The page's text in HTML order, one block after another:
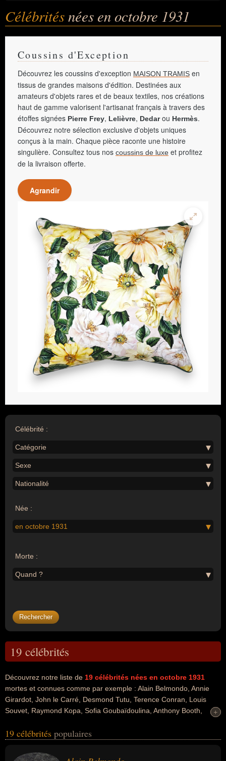
Célébritésnées en octobre 1931
Coussins d'Exception
Découvrez les coussins d'exception MAISON TRAMIS en
tissus de grandes maisons d'édition. Destinées aux
amateurs d'objets rares et de beaux textiles, nos créations
haut de gamme valorisent l'artisanat français à travers des
étoffes signées Pierre Frey, Lelièvre, Dedarou Hermès.
Découvrez notre sélection exclusive d'objets uniques
conçus à la main. Chaque pièce raconte une histoire
singulière. Consultez tous nos coussins de luxe et profitez
de la livraison offerte.
Agrandir
Célébrité :
Catégorie
Sexe
Nationalité
Née :
en octobre 1931
Morte :
Quand ?
19 célébrités
Découvrez notre liste de 19 célébrités nées en octobre 1931
mortes et connues comme par exemple : Alain Belmondo, Annie
Girardot, John le Carré, Desmond Tutu, Terence Conran, Louis
Souvet, Raymond Kopa, Sofia Goubaïdoulina, Anthony Booth,
dans les domaines de l'art, du cinéma, people, de la littérature, de
l'ump, du football, du sport, du sport collectif, de la musique, de la
+
+
19 célébrités populaires